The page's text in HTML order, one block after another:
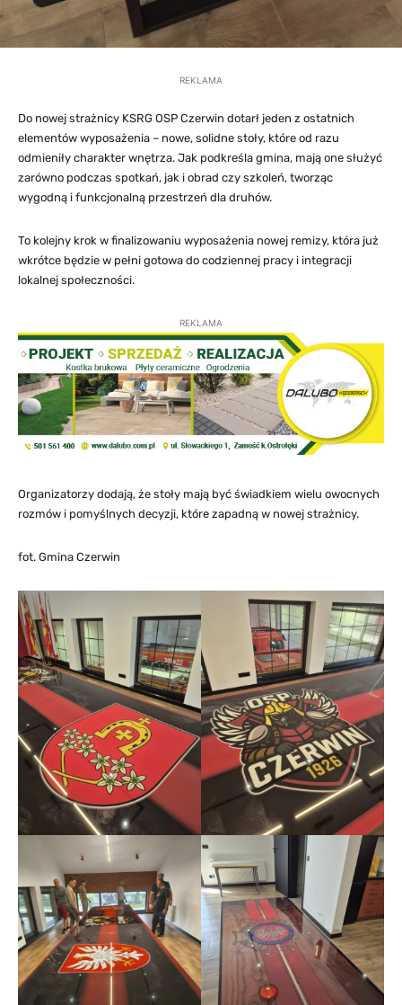
REKLAMA
Do nowej strażnicy KSRG OSP Czerwin dotarł jeden z ostatnich
elementów wyposażenia – nowe, solidne stoły, które od razu
odmieniły charakter wnętrza. Jak podkreśla gmina, mają one służyć
zarówno podczas spotkań, jak i obrad czy szkoleń, tworząc
wygodną i funkcjonalną przestrzeń dla druhów.
To kolejny krok w finalizowaniu wyposażenia nowej remizy, która już
wkrótce będzie w pełni gotowa do codziennej pracy i integracji
lokalnej społeczności.
REKLAMA
Organizatorzy dodają, że stoły mają być świadkiem wielu owocnych
rozmów i pomyślnych decyzji, które zapadną w nowej strażnicy.
fot. Gmina Czerwin